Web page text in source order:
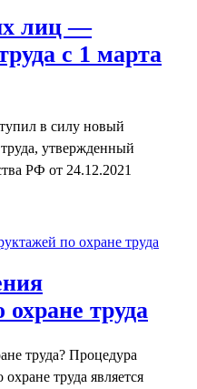
лиц —
с 1 марта
в силу новый
утвержденный
РФ от 24.12.2021
труда
труда? Процедура
труда является